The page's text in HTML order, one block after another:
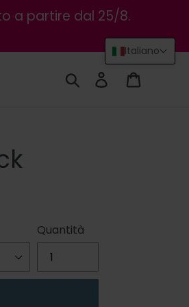
a partire dal 25/8.
Cerca Accedi
Quantità
Italiano